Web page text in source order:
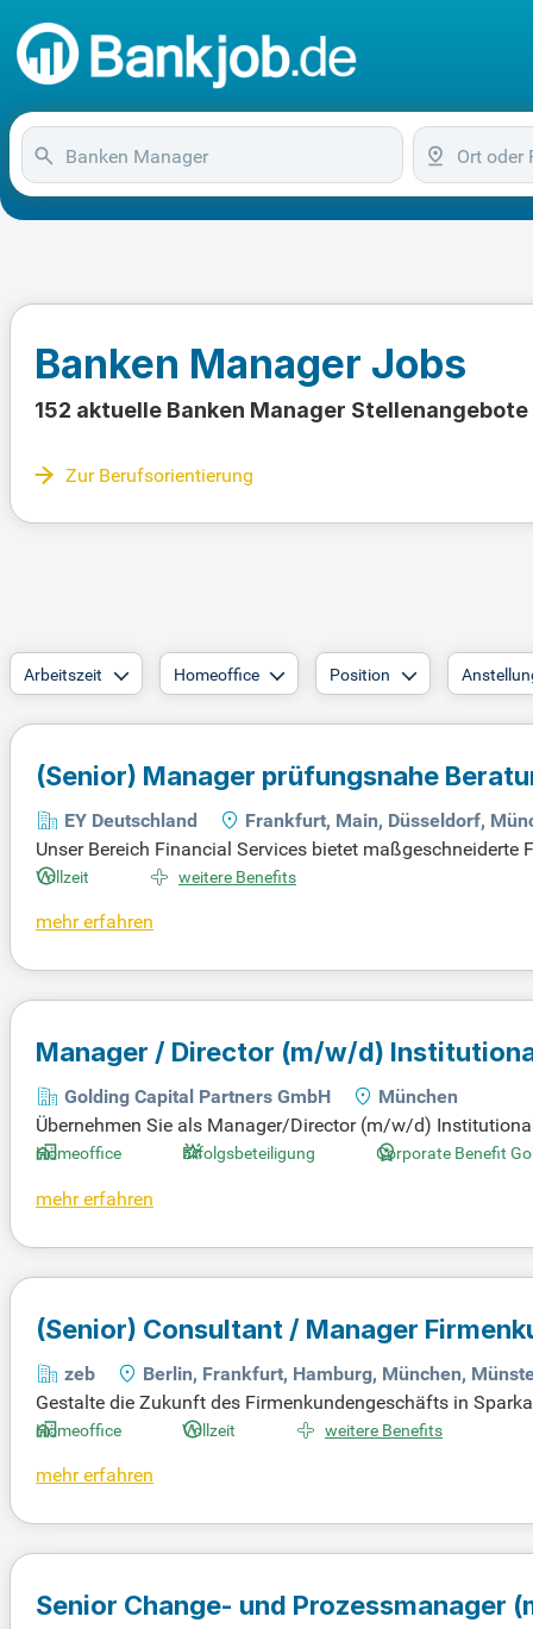
Banken Manager Jobs
152 aktuelle Banken Manager Stellenangebote
Zur Berufsorientierung
Arbeitszeit Homeoffice Position
(Senior) Manager prüfungsnahe
EY Deutschland
Frankfurt, Main, Düsseldorf,
Unser Bereich Financial Services bietet
chen, globalen Umgebung. In Frankfurt, Düsseldorf oder
nungslegungsstandards wie IFRS und aufsichtsrechtlicher
verbessert. Bewirb dich jetzt und gestalte die Zukunft der
Vollzeit weitere Benefits
mehr erfahren
Manager / Director (m/w/d)
Golding Capital Partners GmbH
München
Übernehmen Sie als Manager/Director (m/w/d)
ntscheidungsstrukturen von Sparkassen und
ellen Geschäfts im Bankensektor. Entwickeln Sie
Homeoffice Erfolgsbeteiligung Corporate Benefit
mehr erfahren
(Senior) Consultant / Manager
zeb
Berlin, Frankfurt, Hamburg, München,
Gestalte die Zukunft des Firmenkundengeschäfts in
u innovative Lösungen für den stationären und medialen
bernimm Verantwortung in der Projektarbeit, führe
Homeoffice Vollzeit weitere Benefits
mehr erfahren
Senior Change- und Prozessmanager